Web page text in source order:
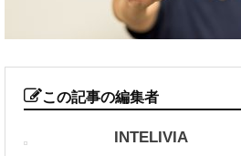
この記事の編集者
INTELIVIA